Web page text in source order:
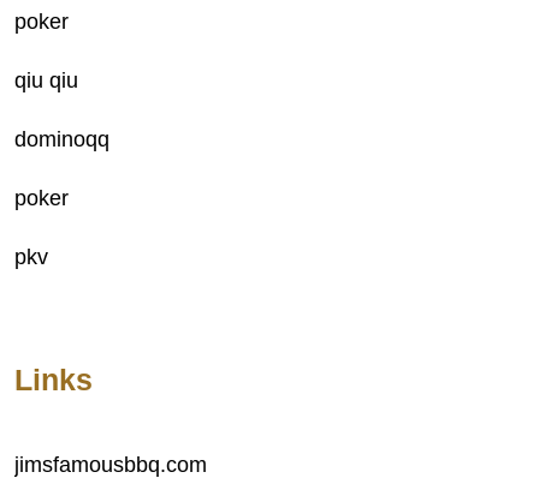
poker
qiu qiu
dominoqq
poker
pkv
Links
jimsfamousbbq.com